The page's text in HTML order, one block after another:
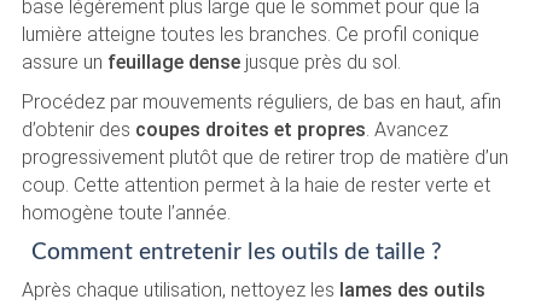
base légèrement plus large que le sommet pour que la
lumière atteigne toutes les branches. Ce profil conique
assure un feuillage densejusque près du sol.
Procédez par mouvements réguliers, de bas en haut, afin
d’obtenir des coupes droites et propres. Avancez
progressivement plutôt que de retirer trop de matière d’un
coup. Cette attention permet à la haie de rester verte et
homogène toute l’année.
Comment entretenir les outils de taille ?
Après chaque utilisation, nettoyez les lames des outils